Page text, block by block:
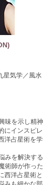
星気学／風水
味を示し精神
にインスピレ
洋占星術を学
みを解決する
術師が作った
西洋占星術と